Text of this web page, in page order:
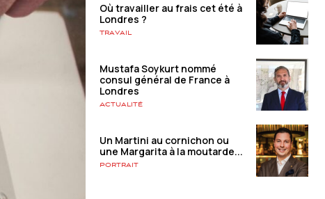
Où travailler au frais cet été à
Londres ?
Travail
Mustafa Soykurt nommé
consul général de France à
Londres
Actualité
Un Martini au cornichon ou
une Margarita à la moutarde...
Portrait